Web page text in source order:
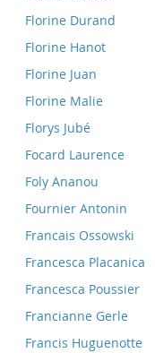
Florine Durand
Florine Hanot
Florine Juan
Florine Malie
Florys Jubé
Focard Laurence
Foly Ananou
Fournier Antonin
Francais Ossowski
Francesca Placanica
Francesca Poussier
Francianne Gerle
Francis Huguenotte